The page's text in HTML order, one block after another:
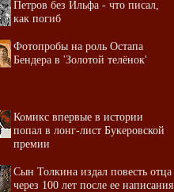
Петров без Ильфа - что писал,
как погиб
Фотопробы на роль Остапа
Бендера в 'Золотой телёнок'
Комикс впервые в истории
попал в лонг-лист Букеровской
премии
Сын Толкина издал повесть отца
через 100 лет после ее написания